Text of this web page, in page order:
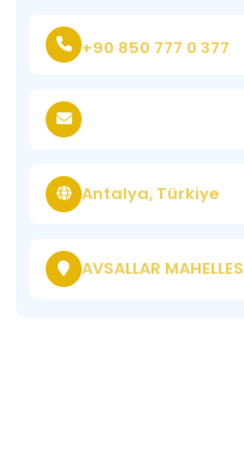
+90 850 777 0 377
Antalya, Türkiye
AVSALLAR